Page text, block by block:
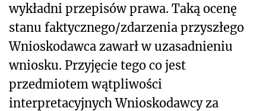
wykładni przepisów prawa. Taką ocenę
stanu faktycznego/zdarzenia przyszłego
Wnioskodawca zawarł w uzasadnieniu
wniosku. Przyjęcie tego co jest
przedmiotem wątpliwości
interpretacyjnych Wnioskodawcy za